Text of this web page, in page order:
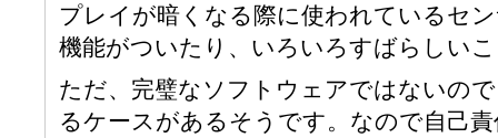
プレイが暗くなる際に使われているセ
機能がついたり、いろいろすばらしい
ただ、完璧なソフトウェアではないの
るケースがあるそうです。なので自己